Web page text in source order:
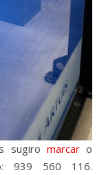
sugiro marcaro
939 560 116.